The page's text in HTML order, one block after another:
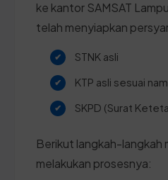
ke kantor SAMSAT
telah menyiapkan
STNK asli
KTP asli sesuai
SKPD (Surat
Berikut langkah-langkah
melakukan prosesnya: